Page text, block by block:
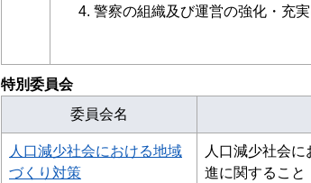
警察の組織及び運営の強化・充
特別委員会
委員会名
人口減少社会における地域
づくり対策
人口減少社会
進に関すること